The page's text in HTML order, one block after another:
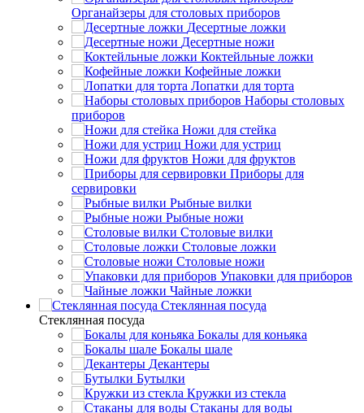
Органайзеры для столовых приборов
Десертные ложки
Десертные ножи
Коктейльные ложки
Кофейные ложки
Лопатки для торта
Наборы столовых
приборов
Ножи для стейка
Ножи для устриц
Ножи для фруктов
Приборы для
сервировки
Рыбные вилки
Рыбные ножи
Столовые вилки
Столовые ложки
Столовые ножи
Упаковки для приборов
Чайные ложки
Стеклянная посуда
Стеклянная посуда
Бокалы для коньяка
Бокалы шале
Декантеры
Бутылки
Кружки из стекла
Стаканы для воды